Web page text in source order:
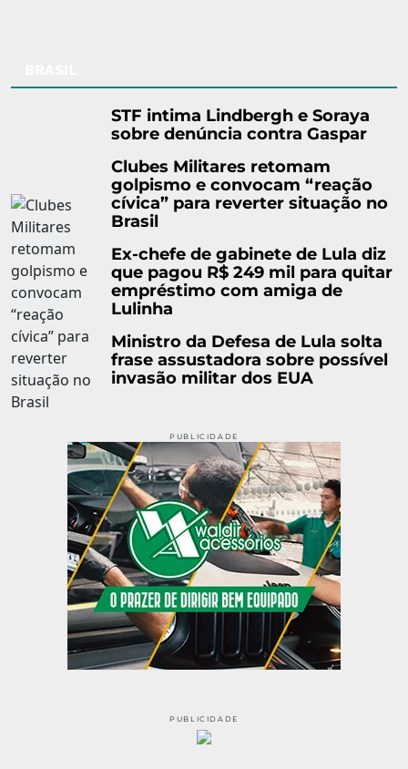
STF intima Lindbergh e Soraya
sobre denúncia contra Gaspar
Clubes Militares retomam
golpismo e convocam “reação
cívica” para reverter situação no
Brasil
Ex-chefe de gabinete de Lula diz
que pagou R$ 249 mil para quitar
empréstimo com amiga de
Lulinha
Ministro da Defesa de Lula solta
frase assustadora sobre possível
invasão militar dos EUA
PUBLICIDADE
PUBLICIDADE